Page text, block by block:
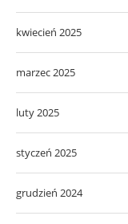
kwiecień 2025
marzec 2025
luty 2025
styczeń 2025
grudzień 2024